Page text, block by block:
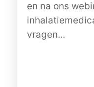
en na ons
vragen...